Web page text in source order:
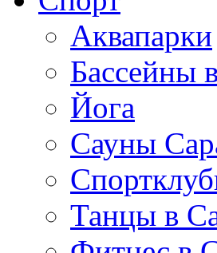
Аквапарки
Бассейны
Йога
Сауны
Танцы в